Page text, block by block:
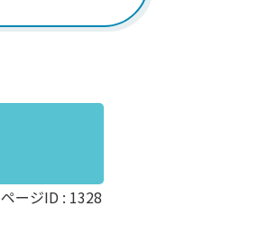
ページID : 1328